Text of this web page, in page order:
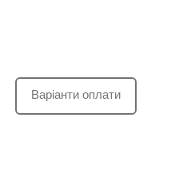
Варіанти оплати